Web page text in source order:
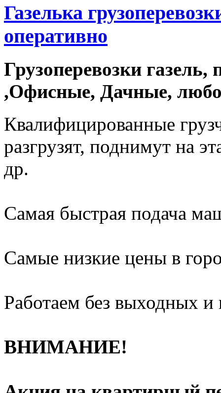
Газелька
оперативно
Грузоперевозки
,Офисные, Дачные,
Квалифицированные
разгрузят, поднимут на
др.
Самая быстрая подача
Самые низкие цены в
Работаем без выходных и
ВНИМАНИЕ!